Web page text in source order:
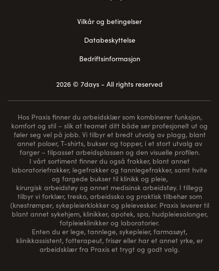
Vilkår og betingelser
Databeskyttelse
Bedriftsinformasjon
2026 © 7days - All rights reserved
Hos Praxis finner du arbeidsklær som kombinerer funksjon,
komfort og stil – slik at teamet ditt både ser profesjonelt ut og
føler seg vel på jobb. Vi tilbyr et bredt utvalg av plagg, blant
annet poloer, T-shirts, bukser og topper, i et stort utvalg av
farger – tilpasset arbeidsplassen og den visuelle profilen.
I vårt sortiment finner du også frakker, blant annet
laboratoriefrakker, legefrakker og tannlegefrakker, samt hvite
og fargede bukser til klinikk og pleie,
kirurgisk arbeidstøy og annet medisinsk arbeidstøy. I tillegg
tilbyr vi forklær, tresko, arbeidssko og praktisk tilbehør som
(knestrømper, sykepleierklokker og pleievesker. Praxis leverer til
blant annet sykehjem, klinikker, apotek, spa, hudpleiesalonger,
fotpleieklinikker og laboratorier.
Enten du er lege, tannlege, sykepleier, farmasøyt,
klinikkassistent, fotterapeut, frisør eller har et annet yrke, er
arbeidsklær fra Praxis et trygt og godt valg.